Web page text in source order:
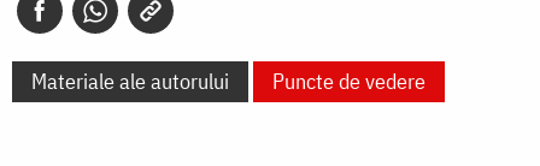
Materiale ale autorului Puncte de vedere